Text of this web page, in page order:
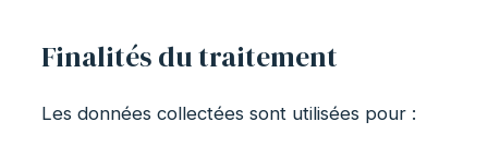
Finalités du traitement
Les données collectées sont utilisées pour :